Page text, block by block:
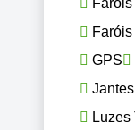
Faróis
GPS
Luzes